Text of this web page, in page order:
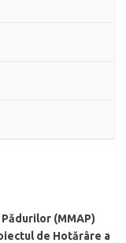
(MMAP)
de Hotărâre a